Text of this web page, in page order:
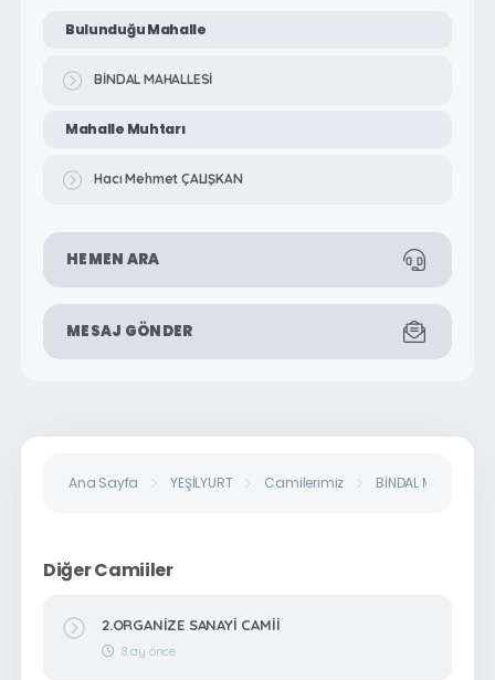
Bulunduğu Mahalle
BİNDAL MAHALLESİ
Mahalle Muhtarı
Hacı Mehmet ÇALIŞKAN
HEMEN ARA
MESAJ GÖNDER
Ana Sayfa YEŞİLYURT Camilerimiz BİNDAL MAHALLESİ
Diğer Camiiler
2.ORGANİZE SANAYİ CAMİİ
8 ay önce